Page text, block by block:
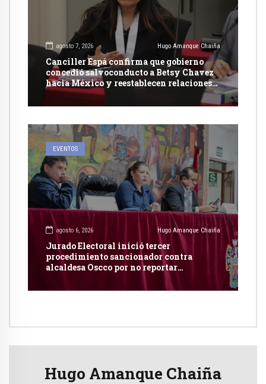
agosto 7, 2026 Hugo Amanque Chaiña
Canciller Espá confirma que gobierno
concedió salvoconducto a Betsy Chavez
hacia México y reestablecen relaciones
con dicho país
EVENTOS
agosto 6, 2026 Hugo Amanque Chaiña
Jurado Electoral inició tercer
procedimiento sancionador contra
alcaldesa Oscco por no reportar
Hugo Amanque Chaiña